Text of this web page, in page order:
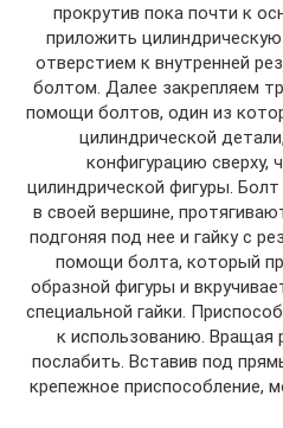
прокрутив пока почти к
приложить
отверстием к внутренней
болтом. Далее закрепляем
помощи болтов, один из
цилиндрической
конфигурацию сверху,
цилиндрической фигуры.
в своей вершине,
подгоняя под нее и гайку с
помощи болта, который
образной фигуры и
специальной гайки.
к использованию. Вращая
послабить. Вставив под
крепежное приспособление,